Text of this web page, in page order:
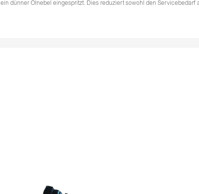
dünner Ölnebel eingespritzt. Dies reduziert sowohl den Servicebedarf